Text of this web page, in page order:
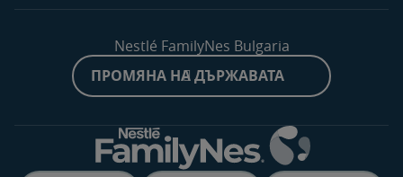
Nestlé FamilyNes Bulgaria
ПРОМЯНА НА ДЪРЖАВАТА